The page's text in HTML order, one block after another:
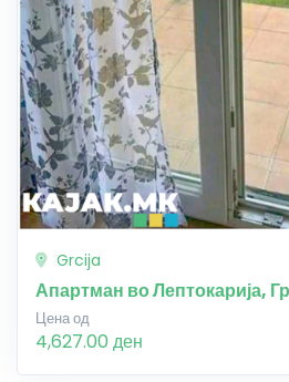
Grcija
Апартман во Лептокарија,
Цена од
4,627.00 ден